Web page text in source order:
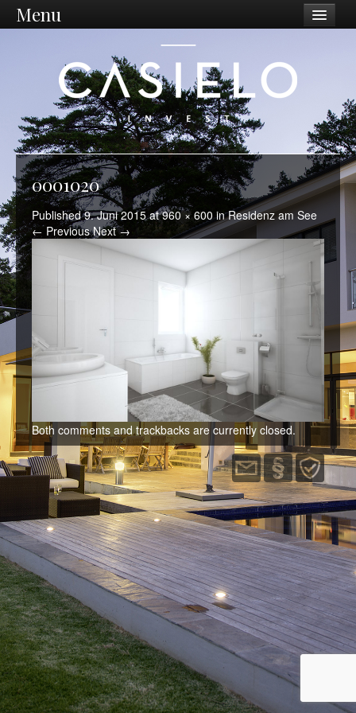
Menu
Philosophie
Vision / Mission
Dienstleistungen
Unternehmen
Standort Ostschweiz
Was wir tun
Ankauf
Projektentwicklung
Immobilien
Kontakt
0001020
Published9. Juni 2015at960 × 600inResidenz am See
← Previous Next →
Both comments and trackbacks are currently closed.